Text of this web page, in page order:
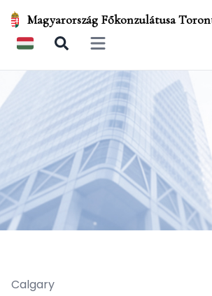
Magyarország Főkonzulátusa
Open main menu
Calgary